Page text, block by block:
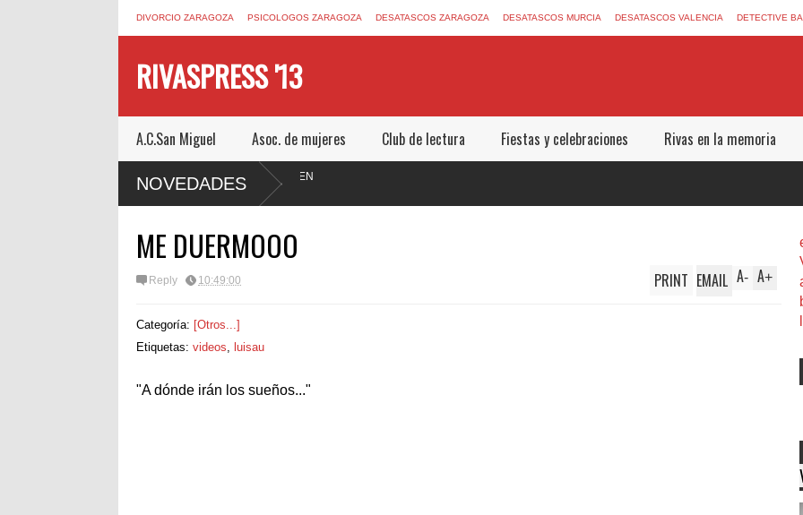
DIVORCIO ZARAGOZA PSICOLOGOS ZARAGOZA DESATASCOS ZARAGOZA DESATASCOS MURCIA DESATASCOS VALENCIA DETECTIVE
RIVASPRESS '13
A.C.San Miguel Asoc. de mujeres Club de lectura Fiestas y celebraciones Rivas en la memoria
NOVEDADES
UN ESCAPE ROOM DE MUCHO MIEDO EN
ME DUERMOOO
Reply 10:49:00 A+
A-
PRINT EMAIL
Categoría: [Otros...]
Etiquetas: videos, luisau
"A dónde irán los sueños..."